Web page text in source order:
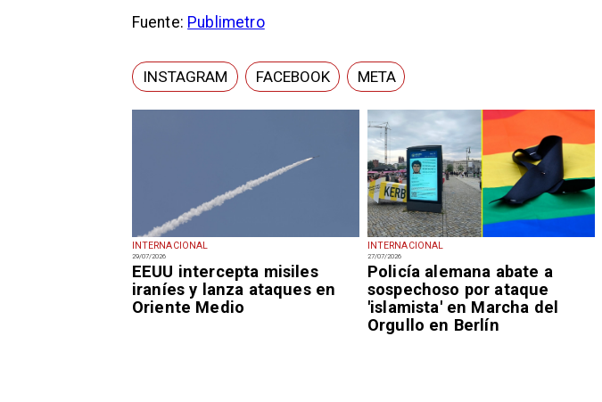
INTERNACIONAL
29/07/2026
EEUU intercepta misiles
iraníes y lanza ataques en
Oriente Medio
INTERNACIONAL
27/07/2026
Policía alemana abate a
sospechoso por ataque
'islamista' en Marcha del
Orgullo en Berlín
Fuente: Publimetro
INSTAGRAM FACEBOOK META